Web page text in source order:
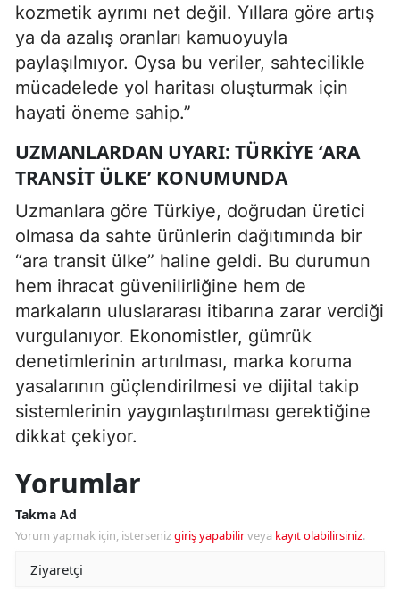
kozmetik ayrımı net değil. Yıllara göre artış
ya da azalış oranları kamuoyuyla
paylaşılmıyor. Oysa bu veriler, sahtecilikle
mücadelede yol haritası oluşturmak için
hayati öneme sahip.”
UZMANLARDAN UYARI: TÜRKIYE ‘ARA
TRANSIT ÜLKE’ KONUMUNDA
Uzmanlara göre Türkiye, doğrudan üretici
olmasa da sahte ürünlerin dağıtımında bir
“ara transit ülke” haline geldi. Bu durumun
hem ihracat güvenilirliğine hem de
markaların uluslararası itibarına zarar verdiği
vurgulanıyor. Ekonomistler, gümrük
denetimlerinin artırılması, marka koruma
yasalarının güçlendirilmesi ve dijital takip
sistemlerinin yaygınlaştırılması gerektiğine
dikkat çekiyor.
Yorumlar
Takma Ad
Yorum yapmak için, istersenizgiriş yapabilirveya kayıt olabilirsiniz.